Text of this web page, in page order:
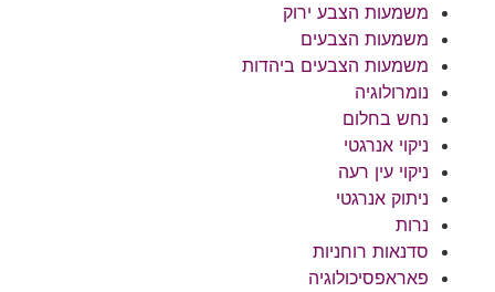
משמעות הצבע ירוק
משמעות הצבעים
משמעות הצבעים ביהדות
נומרולוגיה
נחש בחלום
ניקוי אנרגטי
ניקוי עין רעה
ניתוק אנרגטי
נרות
סדנאות רוחניות
פאראפסיכולוגיה